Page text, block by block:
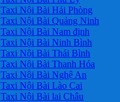
Taxi Nội Bài Hải Phòng
Taxi Nội Bài Quảng Ninh
Taxi Nội Bài Nam định
Taxi Nội Bài Ninh Bình
Taxi Nội Bài Thái Bình
Taxi Nội Bài Thanh Hóa
Taxi Nội Bài Nghệ An
Taxi Nội Bài Lào Cai
Taxi Nội Bài lai Châu